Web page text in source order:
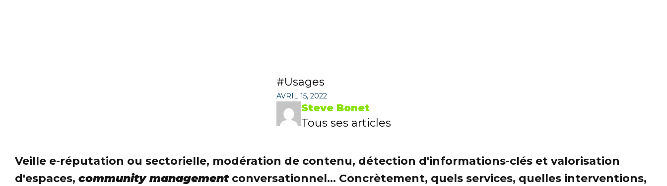
Usages
AVRIL 15, 2022
Steve Bonet
Tous ses articles
Veille e-réputation ou sectorielle, modération de contenu, détection d'informations-clés et valorisation
d'espaces, community managementconversationnel... Concrètement, quels services, quelles interventions,